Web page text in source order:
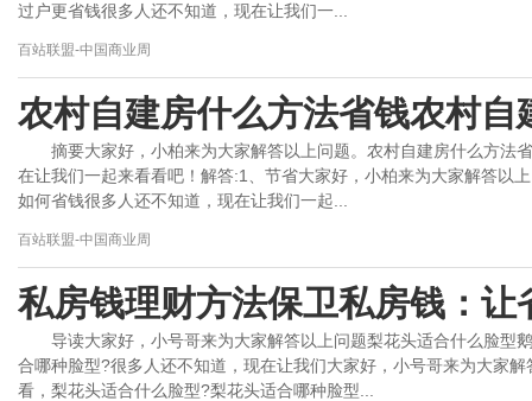
过户更省钱很多人还不知道，现在让我们一...
百站联盟-中国商业周
农村自建房什么方法省钱农村自
摘要大家好，小柏来为大家解答以上问题。农村自建房什么方法
在让我们一起来看看吧！解答:1、节省大家好，小柏来为大家解答以
如何省钱很多人还不知道，现在让我们一起...
百站联盟-中国商业周
私房钱理财方法保卫私房钱：让
导读大家好，小号哥来为大家解答以上问题梨花头适合什么脸型
合哪种脸型?很多人还不知道，现在让我们大家好，小号哥来为大家
看，梨花头适合什么脸型?梨花头适合哪种脸型...